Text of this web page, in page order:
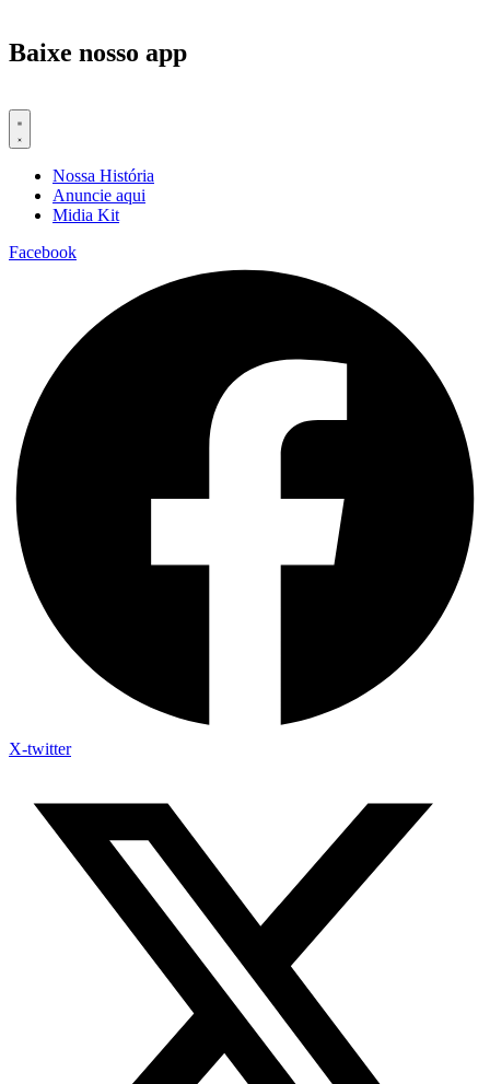
Baixe nosso app
Nossa História
Anuncie aqui
Midia Kit
Facebook
X-twitter